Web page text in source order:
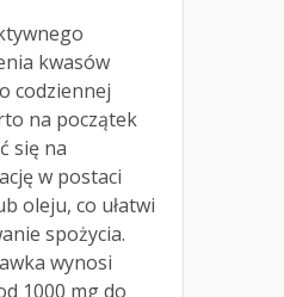
kwasów
codziennej
na początek
się na
w postaci
oleju, co ułatwi
spożycia.
wynosi
1000 mg do